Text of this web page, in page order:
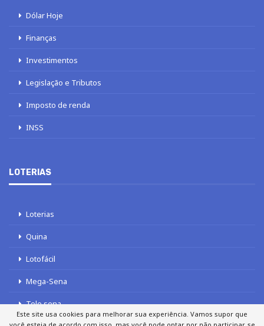
Dólar Hoje
Finanças
Investimentos
Legislação e Tributos
Imposto de renda
INSS
LOTERIAS
Loterias
Quina
Lotofácil
Mega-Sena
Tele sena
Este site usa cookies para melhorar sua experiência. Vamos supor que